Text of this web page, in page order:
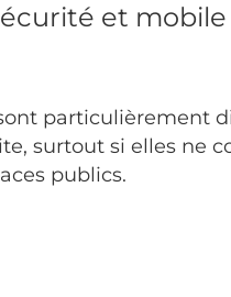
et
particulièrement
surtout si elles ne
publics.